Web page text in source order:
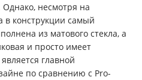
несмотря на
в конструкции самый
из матового стекла, а
и просто имеет
главной
по сравнению с Pro-